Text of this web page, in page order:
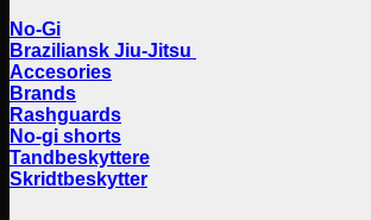
No-Gi
Braziliansk Jiu-Jitsu
Accesories
Brands
Rashguards
No-gi shorts
Tandbeskyttere
Skridtbeskytter